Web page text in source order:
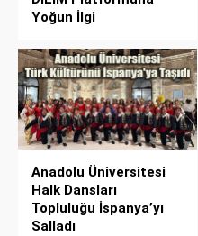
Yoğun İlgi
Anadolu Üniversitesi
Halk Dansları
Topluluğu İspanya’yı
Salladı